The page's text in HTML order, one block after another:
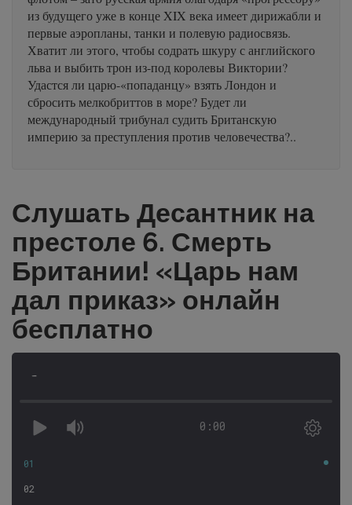
из будущего уже в конце XIX века имеет дирижабли и
первые аэропланы, танки и полевую радиосвязь.
Хватит ли этого, чтобы содрать шкуру с английского
льва и выбить трон из-под королевы Виктории?
Удастся ли царю-«попаданцу» взять Лондон и
сбросить мелкобриттов в море? Будет ли
международный трибунал судить Британскую
империю за преступления против человечества?..
Слушать Десантник на
престоле 6. Смерть
Британии! «Царь нам
дал приказ» онлайн
бесплатно
-
0:00
01
02